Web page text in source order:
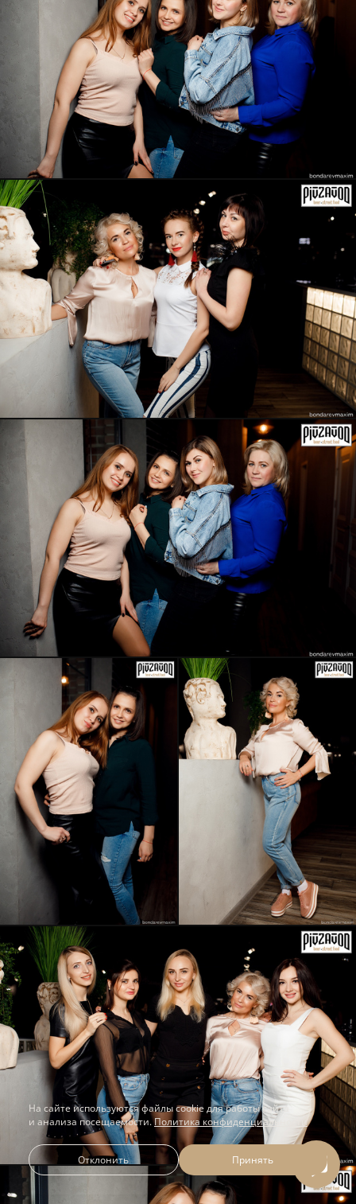
На сайте используются файлы cookie для работы сайта
и анализа посещаемости.Политика конфиденциальности
Отклонить Принять